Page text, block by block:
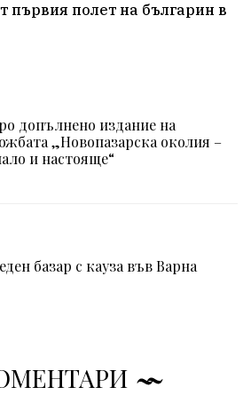
първия полет на българин в
допълнено издание на
„Новопазарска околия –
и настояще“
базар с кауза във Варна